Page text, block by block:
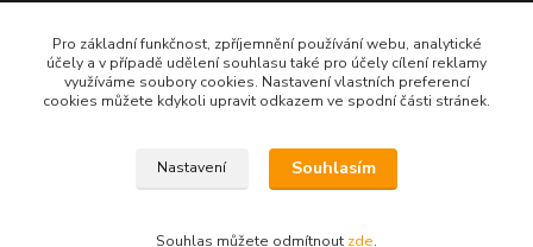
+420 727 880 789
PO - PÁ: 9 - 17
© 2025; ZO ČSOP Bílé Karpaty
Pro základní funkčnost, zpříjemnění používání webu, analytické
účely a v případě udělení souhlasu také pro účely cílení reklamy
využíváme soubory cookies. Nastavení vlastních preferencí
cookies můžete kdykoli upravit odkazem ve spodní části stránek.
Nastavení Souhlasím
Souhlas můžete odmítnout zde.